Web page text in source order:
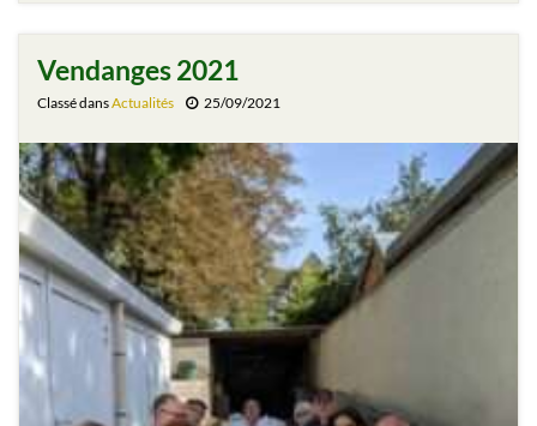
Vendanges 2021
Classé dansActualités 25/09/2021